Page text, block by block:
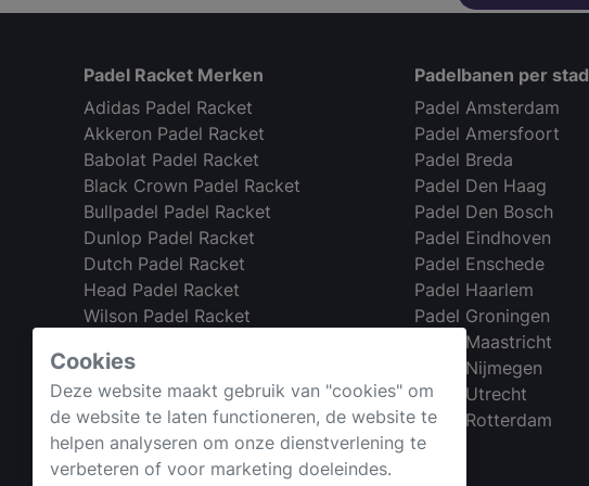
Cookies
Deze website maakt gebruik van "cookies" om
de website te laten functioneren, de website te
helpen analyseren om onze dienstverlening te
verbeteren of voor marketing doeleindes.
Padel Racket Merken
Adidas Padel Racket
Akkeron Padel Racket
Babolat Padel Racket
Black Crown Padel Racket
Bullpadel Padel Racket
Dunlop Padel Racket
Dutch Padel Racket
Head Padel Racket
Wilson Padel Racket
Starvie Padel Racket
Webshop →
Padelbanen per stad
Padel Amsterdam
Padel Amersfoort
Padel Breda
Padel Den Haag
Padel Den Bosch
Padel Eindhoven
Padel Enschede
Padel Haarlem
Padel Groningen
Padel Maastricht
Padel Nijmegen
Padel Utrecht
Padel Rotterdam